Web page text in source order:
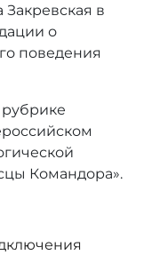
Закревская в
о
поведения
Командора».